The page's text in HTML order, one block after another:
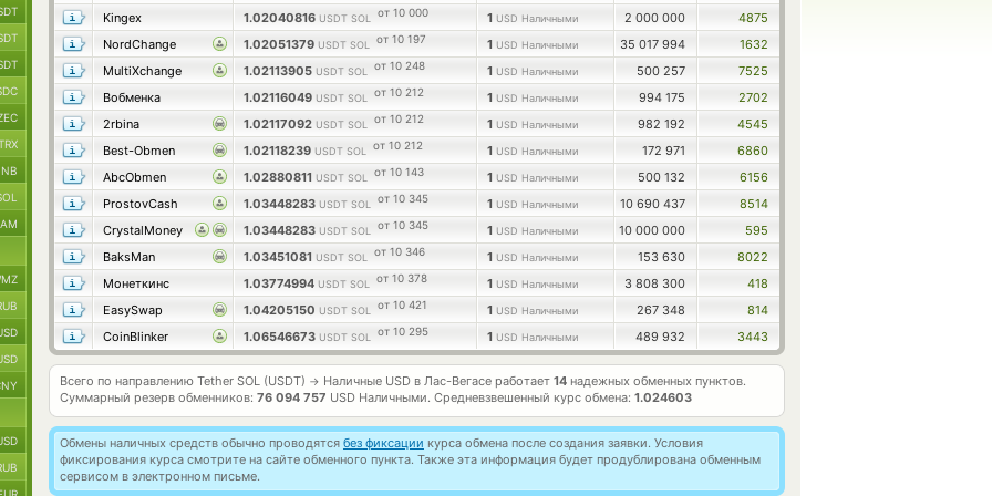
Kingex 1.02040816 USDT SOL от 10 000 1 USD Наличными 2 000 000
4875
NordChange
1.02051379 USDT SOL от 10 197 1 USD Наличными 35 017 994
1632
MultiXchange
1.02113905 USDT SOL от 10 248 1 USD Наличными 500 257
7525
Вобменка
1.02116049 USDT SOL от 10 212 1 USD Наличными 994 175
2702
2rbina
1.02117092 USDT SOL от 10 212 1 USD Наличными 982 192
4545
Best-Obmen
1.02118239 USDT SOL от 10 212 1 USD Наличными 172 971
6860
AbcObmen
1.02880811 USDT SOL от 10 143 1 USD Наличными 500 132
6156
ProstovCash
1.03448283 USDT SOL от 10 345 1 USD Наличными 10 690 437
8514
CrystalMoney
1.03448283 USDT SOL от 10 345 1 USD Наличными 10 000 000
595
BaksMan
1.03451081 USDT SOL от 10 346 1 USD Наличными 153 630
8022
Монеткинс
1.03774994 USDT SOL от 10 378 1 USD Наличными 3 808 300
418
EasySwap
1.04205150 USDT SOL от 10 421 1 USD Наличными 267 348
814
CoinBlinker
1.06546673 USDT SOL от 10 295 1 USD Наличными 489 932 3443
Всего по направлению Tether SOL (USDT) → Наличные USD в Лас-Вегасе работает 14 надежных обменных пунктов.
Суммарный резерв обменников: 76 094 757 USD Наличными. Средневзвешенный курс обмена: 1.024603
Обмены наличных средств обычно проводятся без фиксации курса обмена после создания заявки. Условия
фиксирования курса смотрите на сайте обменного пункта. Также эта информация будет продублирована обменным
сервисом в электронном письме.